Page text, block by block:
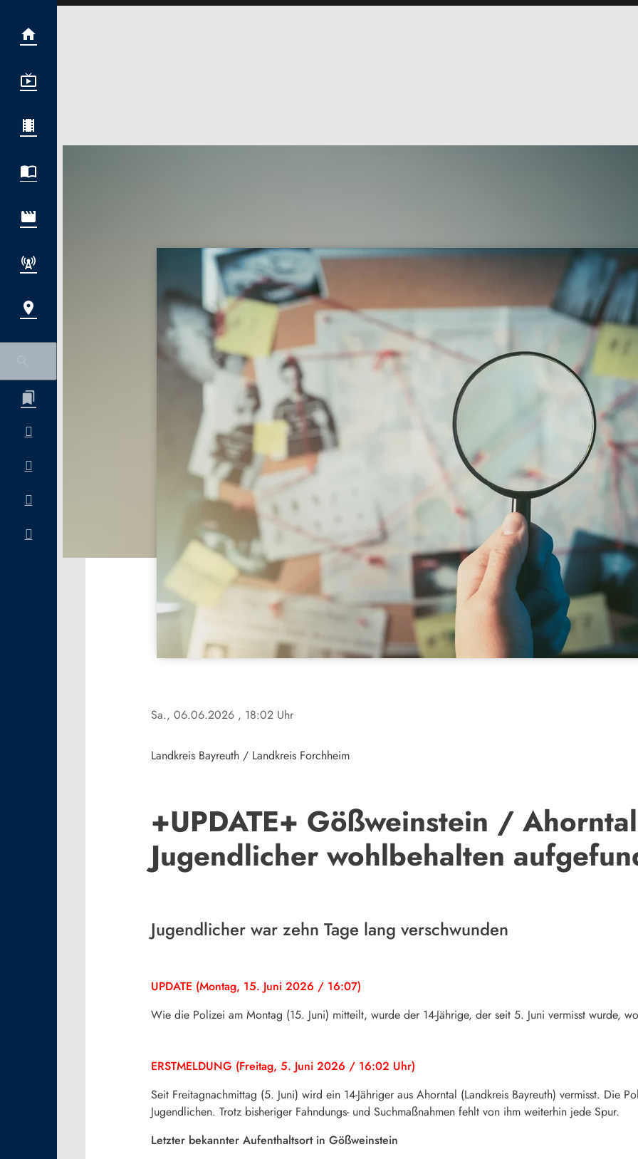
Sa., 06.06.2026 , 18:02 Uhr
Landkreis Bayreuth / Landkreis Forchheim
+UPDATE+ Gößweinstein /
Jugendlicher wohlbehalten
Jugendlicher war zehn Tage lang verschwunden
UPDATE (Montag, 15. Juni 2026 / 16:07)
Wie die Polizei am Montag (15. Juni) mitteilt, wurde der 14-Jährige, der seit 5. Juni vermisst wurde,
ERSTMELDUNG (Freitag, 5. Juni 2026 / 16:02 Uhr)
Seit Freitagnachmittag (5. Juni) wird ein 14-Jähriger aus Ahorntal (Landkreis Bayreuth) vermisst. Die
Jugendlichen. Trotz bisheriger Fahndungs- und Suchmaßnahmen fehlt von ihm weiterhin jede Spur.
Letzter bekannter Aufenthaltsort in Gößweinstein